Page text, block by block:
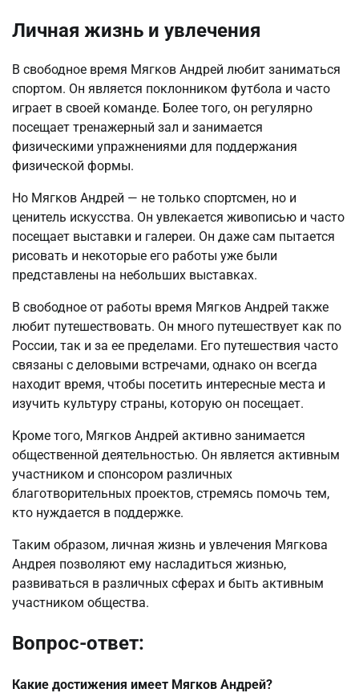
Личная жизнь и увлечения
В свободное время Мягков Андрей любит заниматься
спортом. Он является поклонником футбола и часто
играет в своей команде. Более того, он регулярно
посещает тренажерный зал и занимается
физическими упражнениями для поддержания
физической формы.
Но Мягков Андрей — не только спортсмен, но и
ценитель искусства. Он увлекается живописью и часто
посещает выставки и галереи. Он даже сам пытается
рисовать и некоторые его работы уже были
представлены на небольших выставках.
В свободное от работы время Мягков Андрей также
любит путешествовать. Он много путешествует как по
России, так и за ее пределами. Его путешествия часто
связаны с деловыми встречами, однако он всегда
находит время, чтобы посетить интересные места и
изучить культуру страны, которую он посещает.
Кроме того, Мягков Андрей активно занимается
общественной деятельностью. Он является активным
участником и спонсором различных
благотворительных проектов, стремясь помочь тем,
кто нуждается в поддержке.
Таким образом, личная жизнь и увлечения Мягкова
Андрея позволяют ему насладиться жизнью,
развиваться в различных сферах и быть активным
участником общества.
Вопрос-ответ:
Какие достижения имеет Мягков Андрей?